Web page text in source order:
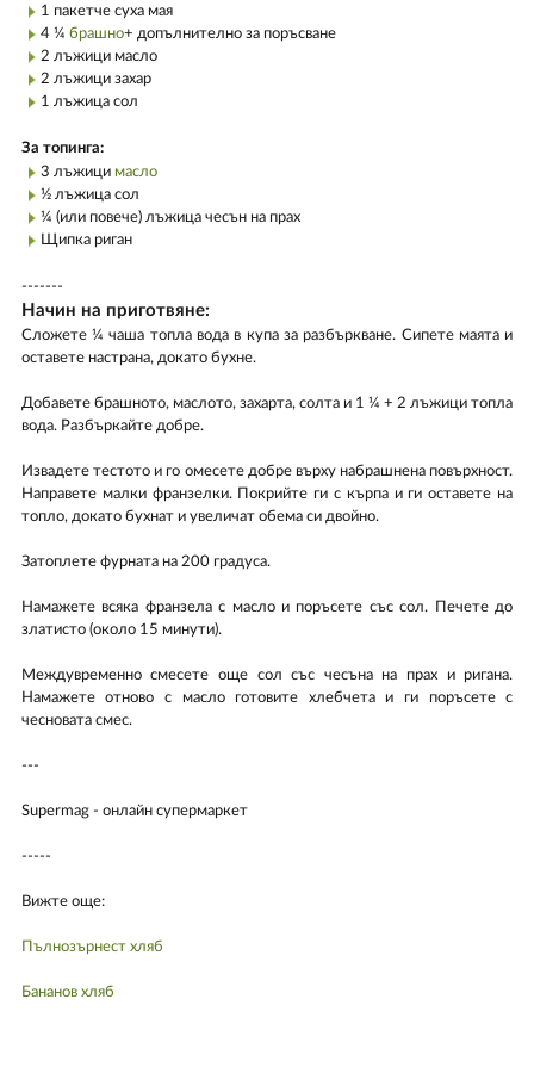
1 пакетче суха мая
4 ¼ брашно+ допълнително за поръсване
2 лъжици масло
2 лъжици захар
1 лъжица сол
За топинга:
3 лъжици масло
½ лъжица сол
¼ (или повече) лъжица чесън на прах
Щипка риган
-------
Начин на приготвяне:
Сложете ¼ чаша топла вода в купа за разбъркване. Сипете маята и
оставете настрана, докато бухне.
Добавете брашното, маслото, захарта, солта и 1 ¼ + 2 лъжици топла
вода. Разбъркайте добре.
Извадете тестото и го омесете добре върху набрашнена повърхност.
Направете малки франзелки. Покрийте ги с кърпа и ги оставете на
топло, докато бухнат и увеличат обема си двойно.
Затоплете фурната на 200 градуса.
Намажете всяка франзела с масло и поръсете със сол. Печете до
златисто (около 15 минути).
Междувременно смесете още сол със чесъна на прах и ригана.
Намажете отново с масло готовите хлебчета и ги поръсете с
чесновата смес.
---
Supermag - онлайн супермаркет
-----
Вижте още:
Пълнозърнест хляб
Бананов хляб